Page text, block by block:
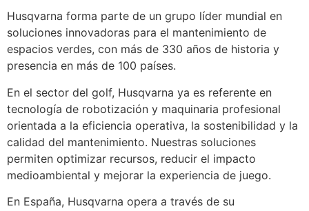
Husqvarna forma parte de un grupo líder mundial en
soluciones innovadoras para el mantenimiento de
espacios verdes, con más de 330 años de historia y
presencia en más de 100 países.
En el sector del golf, Husqvarna ya es referente en
tecnología de robotización y maquinaria profesional
orientada a la eficiencia operativa, la sostenibilidad y la
calidad del mantenimiento. Nuestras soluciones
permiten optimizar recursos, reducir el impacto
medioambiental y mejorar la experiencia de juego.
En España, Husqvarna opera a través de su